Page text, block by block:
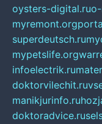
oysters-digital.ru
myremont.org
superdeutsch.ru
mypetslife.org
infoelectrik.ru
doktorvilechit.ru
manikjurinfo.ru
doktoradvice.ru